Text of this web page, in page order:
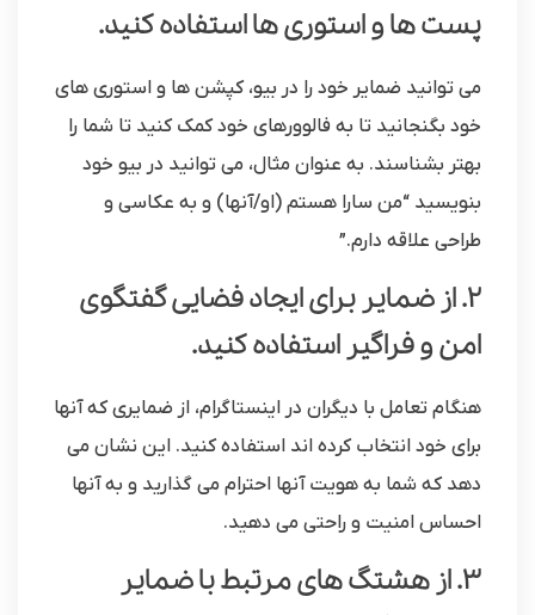
پست ها و استوری ها استفاده کنید.
می توانید ضمایر خود را در بیو، کپشن ها و استوری های
خود بگنجانید تا به فالوورهای خود کمک کنید تا شما را
بهتر بشناسند. به عنوان مثال، می توانید در بیو خود
بنویسید “من سارا هستم (او/آنها) و به عکاسی و
طراحی علاقه دارم.”
2. از ضمایر برای ایجاد فضایی گفتگوی
امن و فراگیر استفاده کنید.
هنگام تعامل با دیگران در اینستاگرام، از ضمایری که آنها
برای خود انتخاب کرده اند استفاده کنید. این نشان می
دهد که شما به هویت آنها احترام می گذارید و به آنها
احساس امنیت و راحتی می دهید.
3. از هشتگ های مرتبط با ضمایر